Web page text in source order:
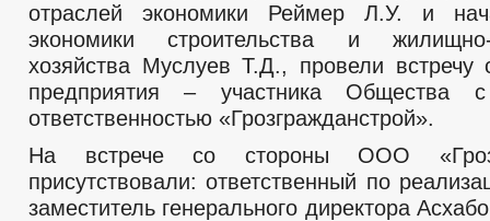
отраслей экономики Реймер Л.У. и
экономики строительства и жилищно-
хозяйства Муслуев Т.Д., провели встречу
предприятия – участника Общества с
ответственностью «Грозгражданстрой».
На встрече со стороны ООО
присутствовали: ответственный по
заместитель генерального директора